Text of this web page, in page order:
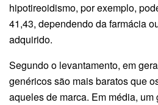
hipotireoidismo, por exemplo,
41,43, dependendo da farmácia
adquirido.
Segundo o levantamento, em
genéricos são mais baratos que
aqueles de marca. Em média,